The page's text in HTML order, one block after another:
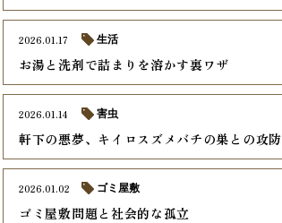
お湯と洗剤で詰まりを溶かす裏ワザ
2026.01.17 生活
軒下の悪夢、キイロスズメバチの巣との攻防
2026.01.14 害虫
ゴミ屋敷問題と社会的な孤立
2026.01.02 ゴミ屋敷